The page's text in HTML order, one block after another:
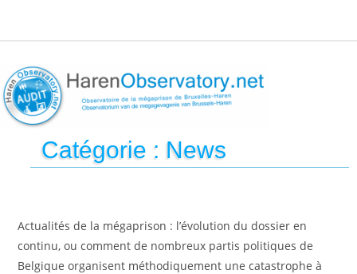
Catégorie : News
Actualités de la mégaprison : l’évolution du dossier en
continu, ou comment de nombreux partis politiques de
Belgique organisent méthodiquement une catastrophe à